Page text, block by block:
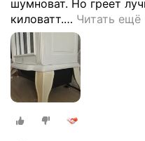
шумноват. Но греет
киловатт.… Читать ещё